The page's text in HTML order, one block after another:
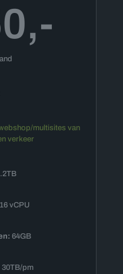
multisites van
verkeer
16 vCPU
64GB
30TB/pm